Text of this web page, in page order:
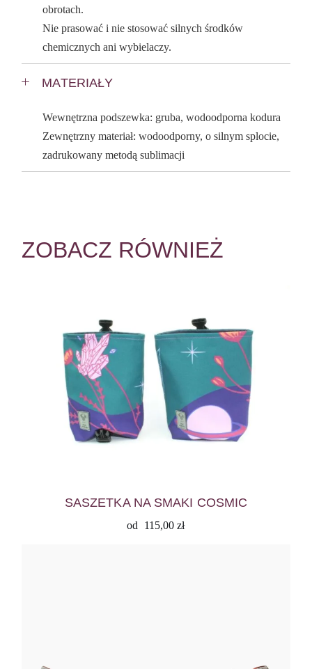
obrotach.
Nie prasować i nie stosować silnych środków
chemicznych ani wybielaczy.
MATERIAŁY
Wewnętrzna podszewka: gruba, wodoodporna kodura
Zewnętrzny materiał: wodoodporny, o silnym splocie,
zadrukowany metodą sublimacji
ZOBACZ RÓWNIEŻ
SASZETKA NA SMAKI COSMIC
od 115,00zł